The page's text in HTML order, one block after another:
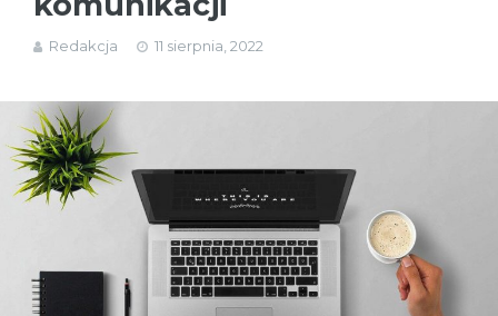
Redakcja 11 sierpnia, 2022